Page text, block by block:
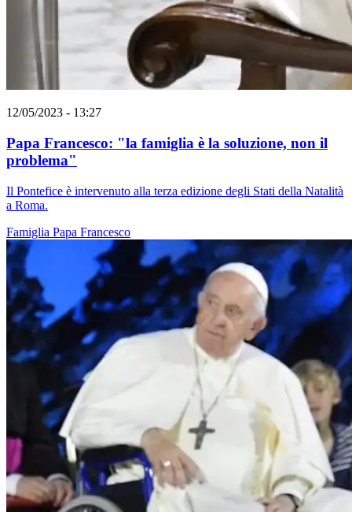
12/05/2023 - 13:27
Papa Francesco: "la famiglia è la soluzione, non il
problema"
Il Pontefice è intervenuto alla terza edizione degli Stati della Natalità
a Roma.
Famiglia Papa Francesco